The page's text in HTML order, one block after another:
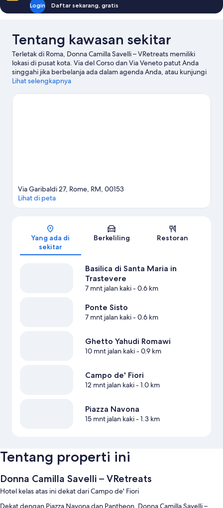
Login Daftar sekarang, gratis
Tentang kawasan sekitar
Terletak di Roma, Donna Camilla Savelli – VRetreats memiliki
lokasi di pusat kota. Via del Corso dan Via Veneto patut Anda
singgahi jika berbelanja ada dalam agenda Anda, atau kunjungi
Villa Borghese serta Circus Maximus jika Anda ingin menjelajahi
World juga patut untuk dikunjungi.
Lihat selengkapnya
Peta
Via Garibaldi 27, Rome, RM, 00153
Lihat di peta
Yang ada di
sekitar
Berkeliling Restoran
Basilica di Santa Maria in
Trastevere
7 mnt jalan kaki- 0.6 km
Ponte Sisto
7 mnt jalan kaki- 0.6 km
Ghetto Yahudi Romawi
10 mnt jalan kaki- 0.9 km
Campo de' Fiori
12 mnt jalan kaki- 1.0 km
Piazza Navona
15 mnt jalan kaki- 1.3 km
Tentang properti ini
Donna Camilla Savelli – VRetreats
Hotel kelas atas ini dekat dari Campo de' Fiori
Dekat dengan Piazza Navona dan Pantheon, Donna Camilla Savelli –